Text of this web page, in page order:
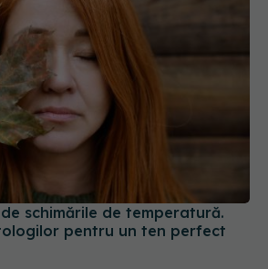
schimările de temperatură.
pentru un ten perfect